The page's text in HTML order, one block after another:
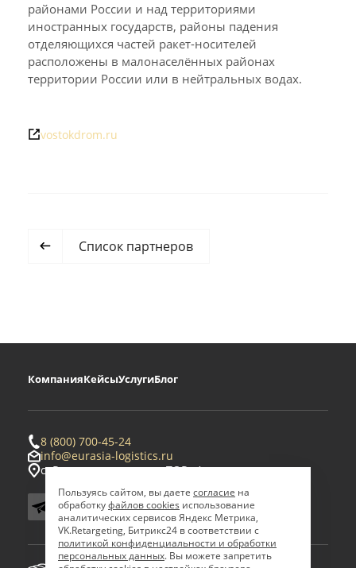
районами России и над территориями
иностранных государств, районы падения
отделяющихся частей ракет-носителей
расположены в малонаселённых районах
территории России или в нейтральных водах.
vostokdrom.ru
Список партнеров
КомпанияКейсыУслугиБлог
8 (800) 700-45-24
info@eurasia-logistics.ru
с. Ровное, территория ТОР «Амурская»
Пользуясь сайтом, вы даете согласие на
обработкуфайлов cookies использование
аналитических сервисов Яндекс Метрика,
VK.Retargeting, Битрикс24 в соответствии с
политикой конфиденциальности и обработки
персональных данных. Вы можете запретить